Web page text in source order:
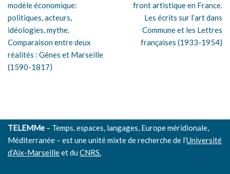
modèle économique:
politiques, acteurs,
idéologies, mythe.
Comparaison entre deux
réalités : Gênes et Marseille
(1590-1817)
front artistique en France.
Les écrits sur l’art dans
Commune et les Lettres
françaises (1933-1954)
TELEMMe – Temps, espaces, langages, Europe méridionale,
Méditerranée – est une unité mixte de recherche de l’Université
d’Aix-Marseilleet duCNRS.